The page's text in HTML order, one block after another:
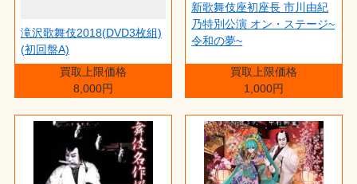
滝沢歌舞伎2018(DVD3枚組)
(初回盤A)
買取上限価格
8,000円
新歌舞伎座初座長 市川由紀
乃特別公演 オン・ステージ~
令和の夢~
買取上限価格
1,000円